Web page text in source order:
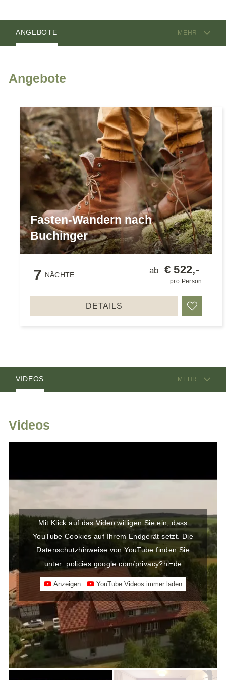
MEHR
AUSSTATTUNG
ZIMMER
ANGEBOTE
Angebote
Fasten-Wandern nach
Buchinger
7 NÄCHTE ab € 522,-
pro Person
DETAILS
MEHR
AUSSTATTUNG
ZIMMER
ANGEBOTE
VIDEOS
Videos
Mit Klick auf das Video willigen Sie ein, dass
YouTube Cookies auf Ihrem Endgerät setzt. Die
Datenschutzhinweise von YouTube finden Sie
unter: policies.google.com/privacy?hl=de
Anzeigen YouTube Videos immer laden